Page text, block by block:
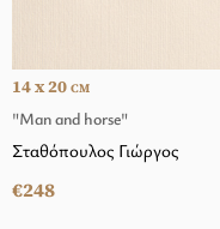
"Man and horse"
14 x 20 CM
Σταθόπουλος Γιώργος
€248